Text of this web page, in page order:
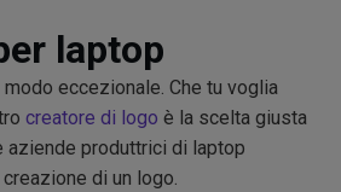
laptop
eccezionale. Che tu voglia
creatore di logo è la scelta giusta
produttrici di laptop
di un logo.